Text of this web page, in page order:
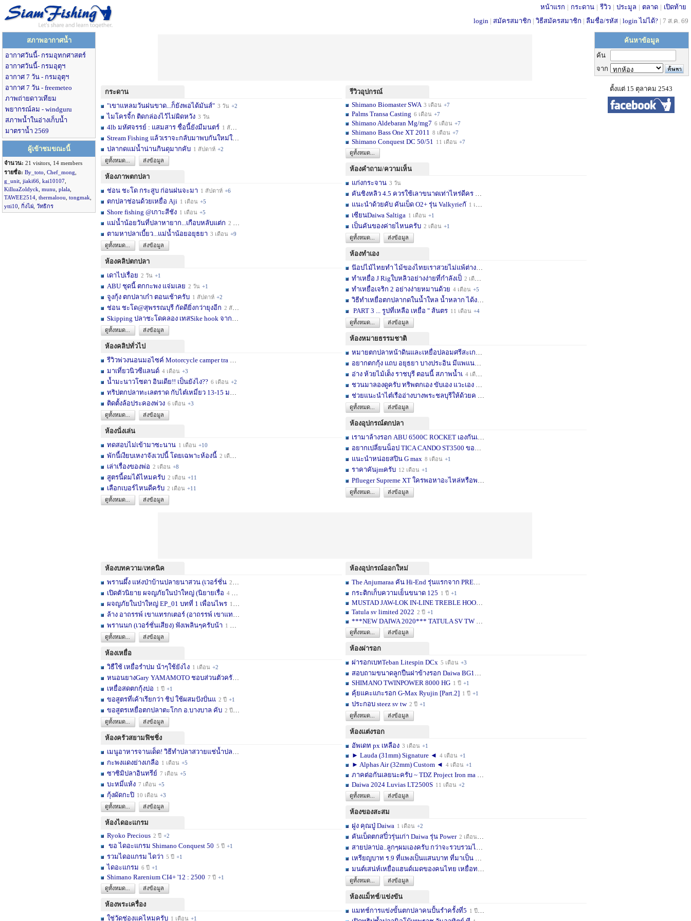
หน้าแรก | กระดาน | รีวิว | ประมูล | ตลาด | เปิดท้าย
login | สมัครสมาชิก | วิธีสมัครสมาชิก | ลืมชื่อ/รหัส | login ไม่ได้? | 7 ส.ค. 69
สภาพอากาศน้ำ
อากาศวันนี้- กรมอุทกศาสตร์
อากาศวันนี้- กรมอุตุฯ
อากาศ 7 วัน - กรมอุตุฯ
อากาศ 7 วัน - freemeteo
ภาพถ่ายดาวเทียม
พยากรณ์ลม - windguru
สภาพน้ำในอ่างเก็บน้ำ
มาตราน้ำ 2569
ผู้เข้าชมขณะนี้
จำนวน: 21 visitors, 14 members
รายชื่อ: By_toto Chef_mong
g_unit jiaki66 kai10107
KilluaZoldyck munu plala
TAWEE2514 thermaloou tongmak
ytti10 กิ่งไผ่ วัทธิกร
กระดาน
"เขาแหลมวันฝนขาด...ก็ยังพอได้มันส์" 3 วัน +2
ไมโครจิ้ก ติดกล่องไว้ไม่ผิดหวัง 3 วัน
4lb มหัศจรรย์ : แสมสาร ชื่อนี้ยังมีมนตร์ 1 สัปดาห์
Stream Fishing แล้วเราจะกลับมาพบกันใหม่ใ
ปลากดแม่น้ำน่านกินดุมากคับ 1 สัปดาห์ +2
ดูทั้งหมด...
ส่งข้อมูล
ห้องภาพตกปลา
ช่อน ชะโด กระสูบ ก่อนฝนจะมา 1 สัปดาห์ +6
ตกปลาช่อนด้วยเหยื่อ Aji 1 เดือน +5
Shore fishing @เกาะสีชัง 1 เดือน +5
แม่น้ำน้อยวันที่ปลาหายาก...เกือบหลับแต่ก 2 เดือน
ตามหาปลาเบี้ยว...แม่น้ำน้อยอยุธยา 3 เดือน +9
ดูทั้งหมด...
ส่งข้อมูล
ห้องคลิปตกปลา
เดาไปเรื่อย 2 วัน +1
ABU ชุดนี้ ตกกะพง แจ่มเลย 2 วัน +1
จูงกุ้ง ตกปลาเก๋า ตอนเช้าครับ 1 สัปดาห์ +2
ช่อน ชะโด@สุพรรณบุรี กัดดียิ่งกว่ายุงอีก 2 สัปดาห์
Skipping ปลาชะโดคลอง เทสSike hook จากLF
ดูทั้งหมด...
ส่งข้อมูล
ห้องคลิปทั่วไป
รีวิวพ่วงนอนมอไซค์ Motorcycle camper tra
มาเที่ยวนิวซีแลนด์ 4 เดือน +3
น้ำมะนาวโซดา อินเดีย!! เป็นยังไง?? 6 เดือน +2
ทริปตกปลาทะเลตราด กับไต๋เหมี่ยว 13-15 มก
ติดตั้งล้อประคองพ่วง 6 เดือน +3
ดูทั้งหมด...
ส่งข้อมูล
ห้องนั่งเล่น
ทดสอบไม่เข้ามาซะนาน 1 เดือน +10
พักนี้เงียบเหงาจังเวปนี้ โดยเฉพาะห้องนี้ 2 เดือน
เล่าเรื่องของพ่อ 2 เดือน +8
สูตรนี้ดมได้ไหมครับ 2 เดือน +11
เลือกเบอร์ไหนดีครับ 2 เดือน +11
ดูทั้งหมด...
ส่งข้อมูล
รีวิวอุปกรณ์
Shimano Biomaster SWA 3 เดือน +7
Palms Transa Casting 6 เดือน +7
Shimano Aldebaran Mg/mg7 6 เดือน +7
Shimano Bass One XT 2011 8 เดือน +7
Shimano Conquest DC 50/51 11 เดือน +7
ดูทั้งหมด...
ห้องคำถาม/ความเห็น
แก่งกระจาน 3 วัน
คันชิงหลิว 4.5 ควรใช้เลาขนาดเท่าไหร่ดีคร
แนะนำด้วยคับ คันเบ็ด O2+ รุ่น Valkyrieกั 1 เดือน
เซียนDaiwa Saltiga 1 เดือน +1
เป็นคันของค่ายไหนครับ 2 เดือน +1
ดูทั้งหมด...
ส่งข้อมูล
ห้องทำเอง
น๊อปไม้ไทยทำ ไม้ของไทยเราสวยไม่แพ้ต่างชา
ทำเหยื่อ J Rigใบหลิวอย่างง่ายที่กำลังเป็ 2 เดือน
ทำเหยื่อเจริก 2 อย่างง่ายหมานด้วย 4 เดือน +5
วิธีทำเหยื่อตกปลากดในน้ำใหล น้ำหลาก ได้ง
PART 3 ... รูปที่เหลือ เหยื่อ " ส้นตร 11 เดือน +4
ดูทั้งหมด...
ส่งข้อมูล
ห้องหมายธรรมชาติ
หมายตกปลาหน้าดินและเหยื่อปลอมศรีสะเกษครั
อยากตกกุ้ง แถบ อยุธยา บางประอิน มีแพแนะน
อ่าง ห้วยไม้เต็ง ราชบุรี ตอนนี้ สภาพน้ำเ 4 เดือน
ชวนมาลองดูครับ ทริพตกเอง ขับเอง แวะเอง จ
ช่วยแนะนำไต๋เรืออ่างบางพระชลบุรีให้ด้วยค
ดูทั้งหมด...
ส่งข้อมูล
ห้องอุปกรณ์ตกปลา
เรามาล้างรอก ABU 6500C ROCKET เองกันเถอ
อยากเปลี่ยนน็อป TICA CANDO ST3500 ขอคำแน
แนะนำหน่อยสปิน G max 8 เดือน +1
ราคาคันjmครับ 12 เดือน +1
Pflueger Supreme XT ใครพอหาอะไหล่หรือพอซ
ดูทั้งหมด...
ส่งข้อมูล
ห้องบทความ/เทคนิค
พรานผึ้ง แห่งป่าบ้านปลายนาสวน (เวอร์ชั่น 2 เดือน
เปิดตัวนิยาย ผจญภัยในป่าใหญ่ (นิยายเรื่อ 4 เดือน
ผจญภัยในป่าใหญ่ EP_01 บทที่ 1 เพื่อนไพร 11 เดือน
ล้าง อาถรรพ์ เขาแทรกเตอร์ (อาถรรพ์ เขาแท
พรานนก (เวอร์ชั่นเสียง) ฟังเพลินๆครับน้า 1 ปี
ดูทั้งหมด...
ส่งข้อมูล
ห้องเหยื่อ
วิธืใช้ เหยื่อรำบ่ม น้าๆใช้ยังไง 1 เดือน +2
หนอนยางGary YAMAMOTO ชอบส่วนตัวครับ... เ
เหยื่อสดตกกุ้งบ่อ 1 ปี +1
ขอสูตรที่เค้าเรียกว่า ชิป ใช้ผสมปังปั่นแ 2 ปี +1
ขอสูตรเหยื่อตกปลาตะโกก อ.บางบาล คับ 2 ปี
ดูทั้งหมด...
ส่งข้อมูล
ห้องครัวสยามฟิชชิ่ง
เมนูอาหารจานเด็ด! วิธีทำปลาสวายแช่น้ำปลา
กะพงแดงย่างเกลือ 1 เดือน +5
ซาซิมิปลาอินทรีย์ 7 เดือน +5
บะหมี่แห้ง 7 เดือน +5
กุ้งผัดกะปิ 10 เดือน +3
ดูทั้งหมด...
ส่งข้อมูล
ห้องไดอะแกรม
Ryoko Precious 2 ปี +2
ขอ ไดอะแกรม Shimano Conquest 50 5 ปี +1
รวมไดอแกรม ไดว่า 5 ปี +1
ไดอะแกรม 6 ปี +1
Shimano Rarenium CI4+ '12 : 2500 7 ปี +1
ดูทั้งหมด...
ส่งข้อมูล
ห้องพระเครื่อง
ใช่วัดช่องแคไหมครับ 1 เดือน +1
ห้องอุปกรณ์ออกใหม่
The Anjumaraa คัน Hi-End รุ่นแรกจาก PREY
กระติกเก็บความเย็นขนาด 125 1 ปี +1
MUSTAD JAW-LOK IN-LINE TREBLE HOOK - 5X
Tatula sv limited 2022 2 ปี +1
***NEW DAIWA 2020*** TATULA SV TW
ดูทั้งหมด...
ส่งข้อมูล
ห้องผ่ารอก
ผ่ารอกเบทTeban Litespin DCx 5 เดือน +3
สอบถามขนาดลูกปืนฝาข้างรอก Daiwa BG10
SHIMANO TWINPOWER 8000 HG 1 ปี +1
คุ้ยแคะแกะรอก G-Max Ryujin [Part.2] 1 ปี +1
ประกอบ steez sv tw 2 ปี +1
ดูทั้งหมด...
ส่งข้อมูล
ห้องแต่งรอก
อัพเดท px เหลือง 3 เดือน +1
► Lauda (31mm) Signature ◄ 4 เดือน +1
► Alphas Air (32mm) Custom ◄ 4 เดือน +1
ภาคต่อกันเลยนะครับ ~ TDZ Project Iron ma
Daiwa 2024 Luvias LT2500S 11 เดือน +2
ดูทั้งหมด...
ส่งข้อมูล
ห้องของสะสม
ฝูง คุณปู่ Daiwa 1 เดือน +2
คันเบ็ดตกสปิ๋วรุ่นเก่า Daiwa รุ่น Power 2 เดือน
สายปลาบ่อ..ลูกๆผมเองครับ กว่าจะรวบรวมได้
เหรียญบาท ร.9 ที่แพงเป็นแสนบาท ที่มาเป็น
มนต์เสน่ห์เหยื่อแฮนด์เมดของคนไทย เหยื่อท
ดูทั้งหมด...
ส่งข้อมูล
ห้องแม็ทช์/แข่งขัน
แมทช์การแข่งขั้นตกปลาคนปั้นรำครั้งที่5 1 ปี
ค้นหาข้อมูล
ค้น
จาก
ตั้งแต่ 15 ตุลาคม 2543